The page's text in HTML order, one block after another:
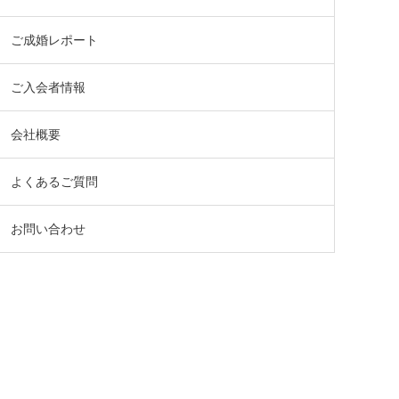
ご成婚レポート
ご入会者情報
会社概要
よくあるご質問
お問い合わせ